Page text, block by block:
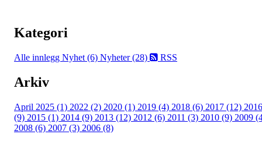
Kategori
Alle innlegg Nyhet (6) Nyheter (28) RSS
Arkiv
April 2025 (1) 2022 (2) 2020 (1) 2019 (4) 2018 (6) 2017 (12) 2016
(9) 2015 (1) 2014 (9) 2013 (12) 2012 (6) 2011 (3) 2010 (9) 2009
2008 (6) 2007 (3) 2006 (8)